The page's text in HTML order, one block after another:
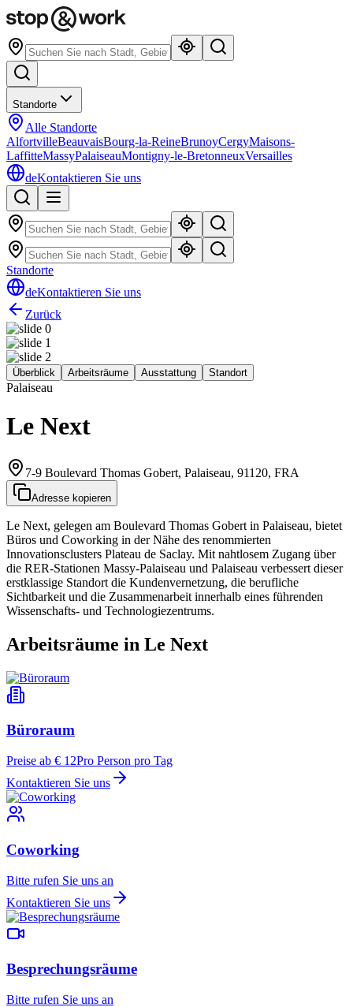
Standorte
Alle Standorte
AlfortvilleBeauvaisBourg-la-ReineBrunoyCergyMaisons-
LaffitteMassyPalaiseauMontigny-le-BretonneuxVersailles
deKontaktieren Sie uns
Standorte
deKontaktieren Sie uns
Zurück
Überblick Arbeitsräume Ausstattung Standort
Palaiseau
Le Next
7-9 Boulevard Thomas Gobert, Palaiseau, 91120, FRA
Adresse kopieren
Le Next, gelegen am Boulevard Thomas Gobert in Palaiseau, bietet
Büros und Coworking in der Nähe des renommierten
Innovationsclusters Plateau de Saclay. Mit nahtlosem Zugang über
die RER‑Stationen Massy‑Palaiseau und Palaiseau verbessert dieser
erstklassige Standort die Kundenvernetzung, die berufliche
Sichtbarkeit und die Zusammenarbeit innerhalb eines führenden
Wissenschafts‑ und Technologiezentrums.
Arbeitsräume in Le Next
Büroraum
Preise ab € 12Pro Person pro Tag
Kontaktieren Sie uns
Coworking
Bitte rufen Sie uns an
Kontaktieren Sie uns
Besprechungsräume
Bitte rufen Sie uns an